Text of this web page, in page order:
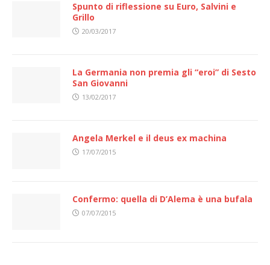
Spunto di riflessione su Euro, Salvini e
Grillo
20/03/2017
La Germania non premia gli “eroi” di Sesto
San Giovanni
13/02/2017
Angela Merkel e il deus ex machina
17/07/2015
Confermo: quella di D’Alema è una bufala
07/07/2015